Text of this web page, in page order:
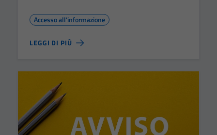
Accesso all'informazione
LEGGI DI PIÙ